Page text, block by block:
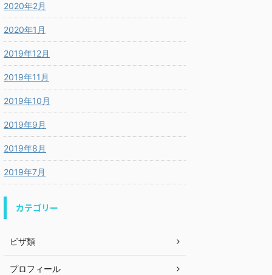
2020年2月
2020年1月
2019年12月
2019年11月
2019年10月
2019年9月
2019年8月
2019年7月
カテゴリー
ビザ類
プロフィール